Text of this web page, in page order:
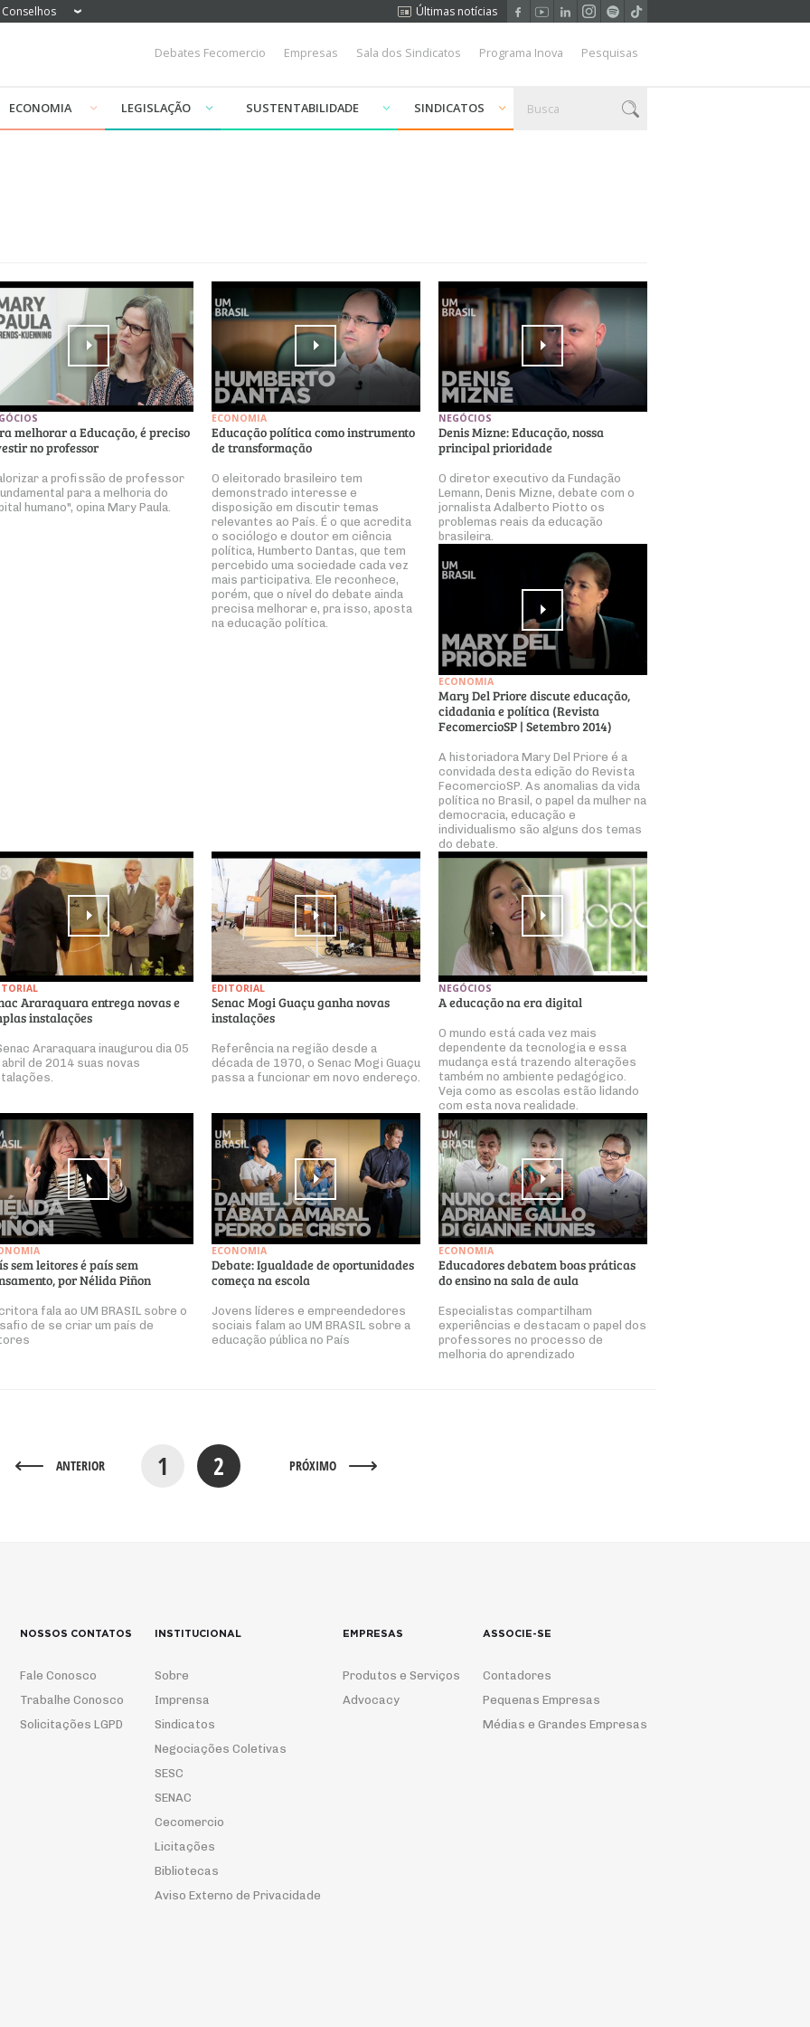
Conselhos Últimas notícias
Debates Fecomercio Empresas Sala dos Sindicatos Programa Inova Pesquisas
ECONOMIA LEGISLAÇÃO SUSTENTABILIDADE SINDICATOS
melhorar a Educação, é preciso
no professor
a profissão de professor
para a melhoria do
humano", opina Mary Paula.
ECONOMIA
Educação política como instrumento
de transformação
O eleitorado brasileiro tem
demonstrado interesse e
disposição em discutir temas
relevantes ao País. É o que acredita
o sociólogo e doutor em ciência
política, Humberto Dantas, que tem
percebido uma sociedade cada vez
mais participativa. Ele reconhece,
porém, que o nível do debate ainda
precisa melhorar e, pra isso, aposta
na educação política.
NEGÓCIOS
Denis Mizne: Educação, nossa
principal prioridade
O diretor executivo da Fundação
Lemann, Denis Mizne, debate com o
jornalista Adalberto Piotto os
problemas reais da educação
brasileira.
ECONOMIA
Mary Del Priore discute educação,
cidadania e política (Revista
FecomercioSP | Setembro 2014)
A historiadora Mary Del Priore é a
convidada desta edição do Revista
FecomercioSP. As anomalias da vida
política no Brasil, o papel da mulher na
democracia, educação e
individualismo são alguns dos temas
do debate.
Araraquara entrega novas e
instalações
Araraquara inaugurou dia 05
de 2014 suas novas
EDITORIAL
Senac Mogi Guaçu ganha novas
instalações
Referência na região desde a
década de 1970, o Senac Mogi Guaçu
passa a funcionar em novo endereço.
NEGÓCIOS
A educação na era digital
O mundo está cada vez mais
dependente da tecnologia e essa
mudança está trazendo alterações
também no ambiente pedagógico.
Veja como as escolas estão lidando
com esta nova realidade.
sem leitores é país sem
por Nélida Piñon
fala ao UM BRASIL sobre o
de se criar um país de
ECONOMIA
Debate: Igualdade de oportunidades
começa na escola
Jovens líderes e empreendedores
sociais falam ao UM BRASIL sobre a
educação pública no País
ECONOMIA
Educadores debatem boas práticas
do ensino na sala de aula
Especialistas compartilham
experiências e destacam o papel dos
professores no processo de
melhoria do aprendizado
ANTERIOR 1 2 PRÓXIMO
NOSSOS CONTATOS
Fale Conosco
Trabalhe Conosco
Solicitações LGPD
INSTITUCIONAL
Sobre
Imprensa
Sindicatos
Negociações Coletivas
SESC
SENAC
Cecomercio
Licitações
Bibliotecas
Aviso Externo de Privacidade
EMPRESAS
Produtos e Serviços
Advocacy
ASSOCIE-SE
Contadores
Pequenas Empresas
Médias e Grandes Empresas